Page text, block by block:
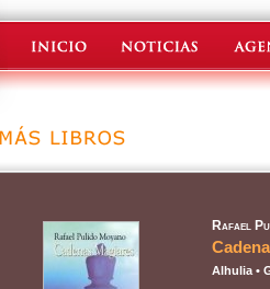
Rafael
Alhulia •